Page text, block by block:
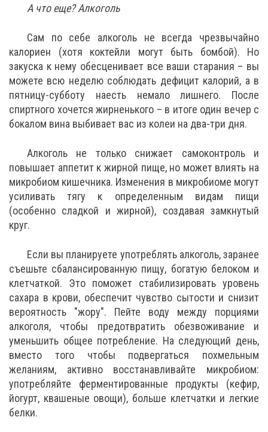
А что еще? Алкоголь
Сам по себе алкоголь не всегда чрезвычайно
калориен (хотя коктейли могут быть бомбой). Но
закуска к нему обесценивает все ваши старания – вы
можете всю неделю соблюдать дефицит калорий, а в
пятницу-субботу наесть немало лишнего. После
спиртного хочется жирненького – в итоге один вечер с
бокалом вина выбивает вас из колеи на два-три дня.
Алкоголь не только снижает самоконтроль и
повышает аппетит к жирной пище, но может влиять на
микробиом кишечника. Изменения в микробиоме могут
усиливать тягу к определенным видам пищи
(особенно сладкой и жирной), создавая замкнутый
круг.
Если вы планируете употреблять алкоголь, заранее
съешьте сбалансированную пищу, богатую белоком и
клетчаткой. Это поможет стабилизировать уровень
сахара в крови, обеспечит чувство сытости и снизит
вероятность "жору". Пейте воду между порциями
алкоголя, чтобы предотвратить обезвоживание и
уменьшить общее потребление. На следующий день,
вместо того чтобы подвергаться похмельным
желаниям, активно восстанавливайте микробиом:
употребляйте ферментированные продукты (кефир,
йогурт, квашеные овощи), больше клетчатки и легкие
белки.